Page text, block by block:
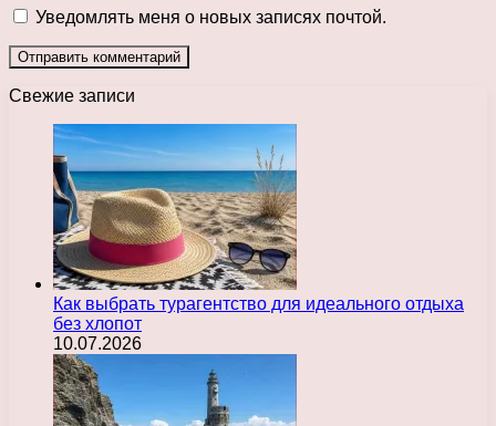
Уведомлять меня о новых записях почтой.
Свежие записи
Как выбрать турагентство для идеального отдыха
без хлопот
10.07.2026